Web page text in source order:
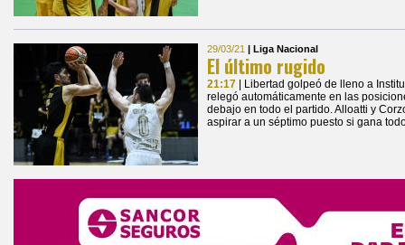
29/03/21 | Liga Nacional
El último rugido
21:17
| Libertad golpeó de lleno a
relegó automáticamente en las
debajo en todo el partido. Alloatti y
aspirar a un séptimo puesto si gana